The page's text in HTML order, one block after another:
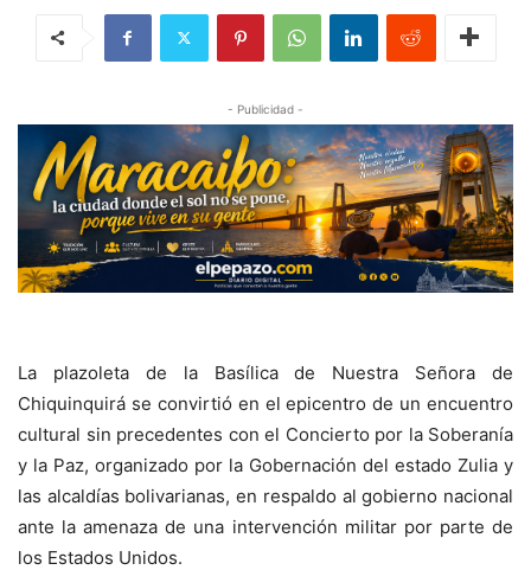
- Publicidad -
La plazoleta de la Basílica de Nuestra Señora de
Chiquinquirá se convirtió en el epicentro de un encuentro
cultural sin precedentes con el Concierto por la Soberanía
y la Paz, organizado por la Gobernación del estado Zulia y
las alcaldías bolivarianas, en respaldo al gobierno nacional
ante la amenaza de una intervención militar por parte de
los Estados Unidos.